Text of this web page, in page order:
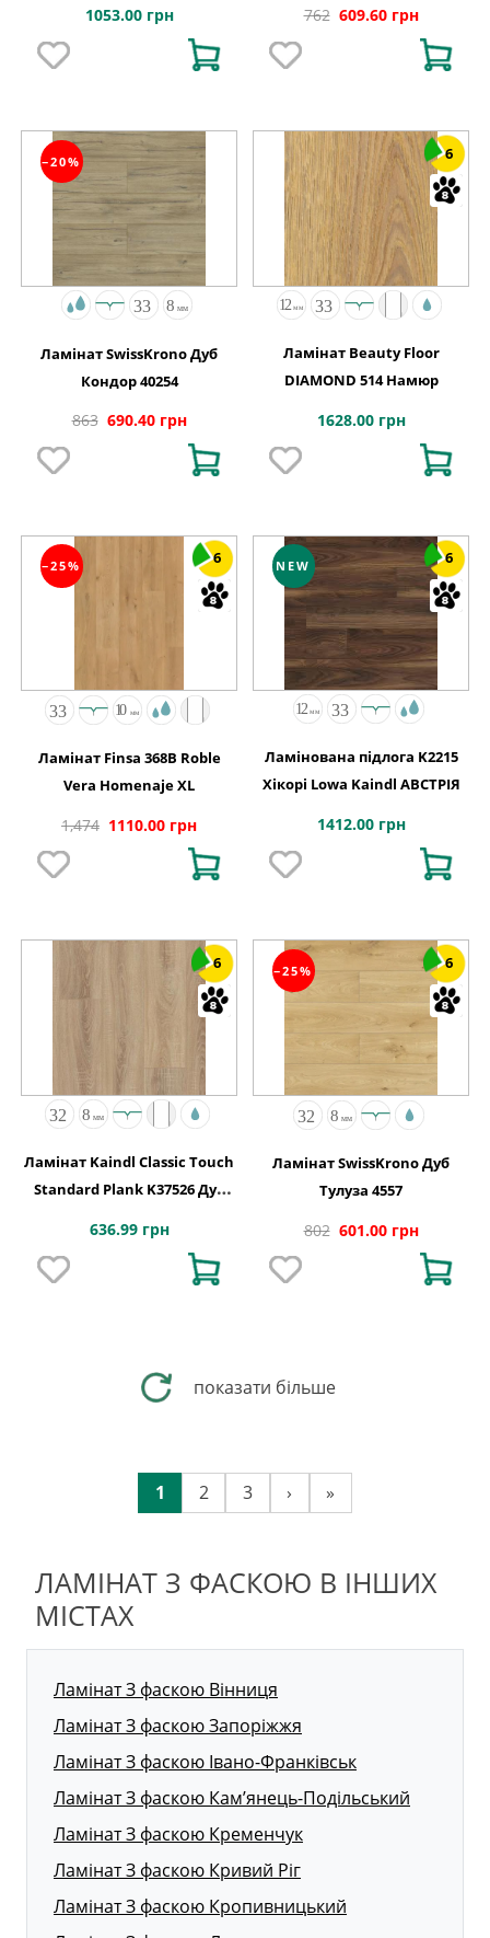
1053.00 грн 762 609.60 грн
−20%
Ламінат SwissKrono Дуб
Кондор 40254
863 690.40 грн
6
Ламінат Beauty Floor
DIAMOND 514 Намюр
1628.00 грн
−25% 6
Ламінат Finsa 368B Roble
Vera Homenaje XL
1,474 1110.00 грн
NEW 6
Ламінована підлога K2215
Хікорі Lowa Kaindl АВСТРІЯ
1412.00 грн
6
Ламінат Kaindl Classic Touch
Standard Plank K37526 Дуб
636.99 грн
−25% 6
Ламінат SwissKrono Дуб
Тулуза 4557
802 601.00 грн
показати більше
1 2 3 › »
ЛАМІНАТ З ФАСКОЮ В ІНШИХ
МІСТАХ
Ламінат З фаскою Вінниця
Ламінат З фаскою Запоріжжя
Ламінат З фаскою Івано-Франківськ
Ламінат З фаскою Кам’янець-Подільський
Ламінат З фаскою Кременчук
Ламінат З фаскою Кривий Ріг
Ламінат З фаскою Кропивницький